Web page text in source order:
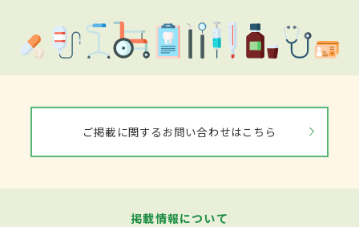
ご掲載に関するお問い合わせはこちら
掲載情報について